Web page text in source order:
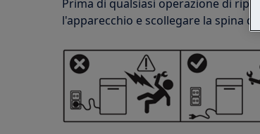
Prima di qualsiasi operazione di
l'apparecchio e scollegare la spina